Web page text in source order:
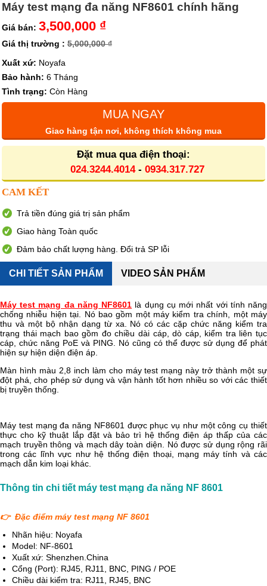
Máy test mạng đa năng NF8601 chính hãng
Giá bán: 3,500,000 ₫
Giá thị trường : 5,000,000 ₫
Xuất xứ: Noyafa
Bảo hành: 6 Tháng
Tình trạng: Còn Hàng
MUA NGAY
Giao hàng tận nơi, không thích không mua
Đặt mua qua điện thoại:
024.3244.4014- 0934.317.727
CAM KẾT
Trả tiền đúng giá trị sản phẩm
Giao hàng Toàn quốc
Đảm bảo chất lượng hàng. Đổi trả SP lỗi
CHI TIẾT SẢN PHẨM VIDEO SẢN PHẨM
Máy test mạng đa năng NF8601 là dụng cụ mới nhất với tính năng
chống nhiễu hiện tại. Nó bao gồm một máy kiểm tra chính, một máy
thu và một bộ nhận dạng từ xa. Nó có các cặp chức năng kiểm tra
trạng thái mạch bao gồm đo chiều dài cáp, dò cáp, kiểm tra liên tục
cáp, chức năng PoE và PING. Nó cũng có thể được sử dụng để phát
hiện sự hiện diện điện áp.
Màn hình màu 2,8 inch làm cho máy test mạng này trở thành một sự
đột phá, cho phép sử dụng và vận hành tốt hơn nhiều so với các thiết
bị truyền thống.
Máy test mạng đa năng NF8601 được phục vụ như một công cụ thiết
thực cho kỹ thuật lắp đặt và bảo trì hệ thống điện áp thấp của các
mạch truyền thông và mạch dây toàn diện. Nó được sử dụng rộng rãi
trong các lĩnh vực như hệ thống điện thoại, mạng máy tính và các
mạch dẫn kim loại khác.
Thông tin chi tiết máy test mạng đa năng NF 8601
👉 Đặc điểm máy test mạng NF 8601
Nhãn hiệu: Noyafa
Model: NF-8601
Xuất xứ: Shenzhen.China
Cổng (Port): RJ45, RJ11, BNC, PING / POE
Chiều dài kiểm tra: RJ11, RJ45, BNC